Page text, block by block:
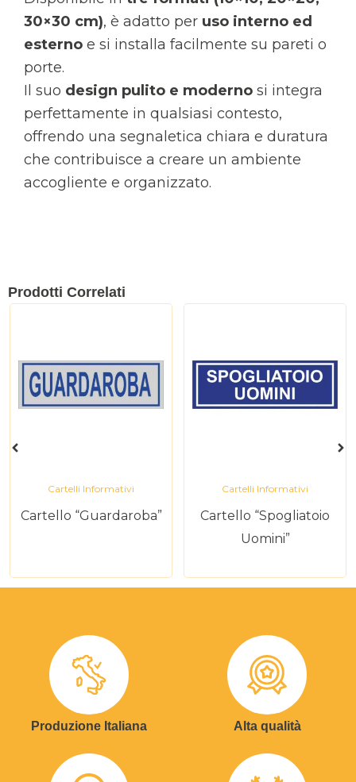
30×30 cm), è adatto per uso interno ed
esterno e si installa facilmente su pareti o
porte.
Il suo design pulito e moderno si integra
perfettamente in qualsiasi contesto,
offrendo una segnaletica chiara e duratura
che contribuisce a creare un ambiente
accogliente e organizzato.
Prodotti Correlati
Cartelli Informativi
Cartello “Guardaroba”
Cartelli Informativi
Cartello “Spogliatoio
Uomini”
Produzione Italiana Alta qualità